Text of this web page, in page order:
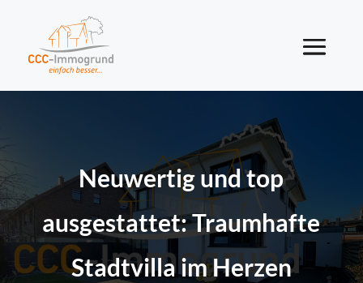
Neuwertig und top
ausgestattet: Traumhafte
Stadtvilla im Herzen